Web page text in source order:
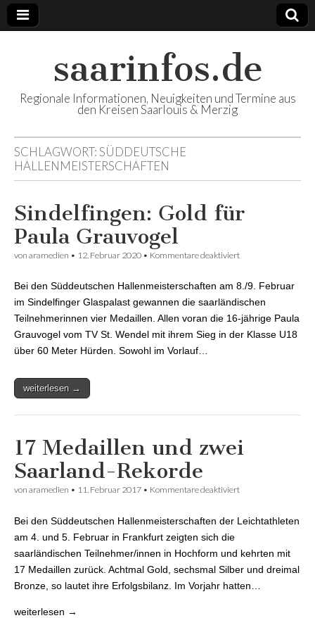
saarinfos.de
Regionale Informationen, Neuigkeiten und Termine aus
den Kreisen Saarlouis & Merzig
SCHLAGWORT:SÜDDEUTSCHE
HALLENMEISTERSCHAFTEN
Sindelfingen: Gold für
Paula Grauvogel
von aramedien • 12. Februar 2020 • Kommentare deaktiviert
Bei den Süddeutschen Hallenmeisterschaften am 8./9. Februar
im Sindelfinger Glaspalast gewannen die saarländischen
Teilnehmerinnen vier Medaillen. Allen voran die 16-jährige Paula
Grauvogel vom TV St. Wendel mit ihrem Sieg in der Klasse U18
über 60 Meter Hürden. Sowohl im Vorlauf…
weiterlesen →
17 Medaillen und zwei
Saarland-Rekorde
von aramedien • 11. Februar 2017 • Kommentare deaktiviert
Bei den Süddeutschen Hallenmeisterschaften der Leichtathleten
am 4. und 5. Februar in Frankfurt zeigten sich die
saarländischen Teilnehmer/innen in Hochform und kehrten mit
17 Medaillen zurück. Achtmal Gold, sechsmal Silber und dreimal
Bronze, so lautet ihre Erfolgsbilanz. Im Vorjahr hatten…
weiterlesen →